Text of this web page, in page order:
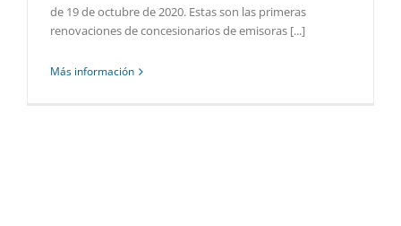
de 19 de octubre de 2020. Estas son las primeras
renovaciones de concesionarios de emisoras [...]
Más información